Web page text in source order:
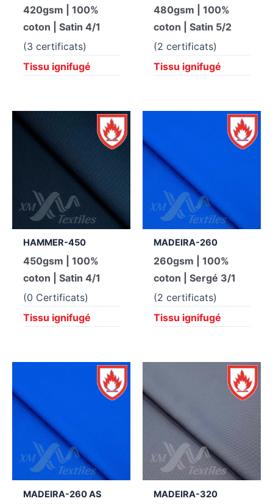
420gsm | 100%
coton | Satin 4/1
(3 certificats)
Tissu ignifugé
480gsm | 100%
coton | Satin 5/2
(2 certificats)
Tissu ignifugé
HAMMER-450
450gsm | 100%
coton | Satin 4/1
(0 Certificats)
Tissu ignifugé
MADEIRA-260
260gsm | 100%
coton | Sergé 3/1
(2 certificats)
Tissu ignifugé
MADEIRA-260 AS MADEIRA-320